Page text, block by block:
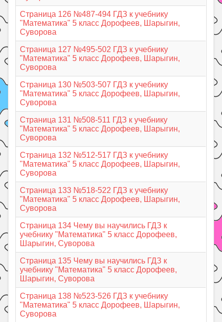
Страница 126 №487-494 ГДЗ к учебнику
"Математика" 5 класс Дорофеев, Шарыгин,
Суворова
Страница 127 №495-502 ГДЗ к учебнику
"Математика" 5 класс Дорофеев, Шарыгин,
Суворова
Страница 130 №503-507 ГДЗ к учебнику
"Математика" 5 класс Дорофеев, Шарыгин,
Суворова
Страница 131 №508-511 ГДЗ к учебнику
"Математика" 5 класс Дорофеев, Шарыгин,
Суворова
Страница 132 №512-517 ГДЗ к учебнику
"Математика" 5 класс Дорофеев, Шарыгин,
Суворова
Страница 133 №518-522 ГДЗ к учебнику
"Математика" 5 класс Дорофеев, Шарыгин,
Суворова
Страница 134 Чему вы научились ГДЗ к
учебнику "Математика" 5 класс Дорофеев,
Шарыгин, Суворова
Страница 135 Чему вы научились ГДЗ к
учебнику "Математика" 5 класс Дорофеев,
Шарыгин, Суворова
Страница 138 №523-526 ГДЗ к учебнику
"Математика" 5 класс Дорофеев, Шарыгин,
Суворова